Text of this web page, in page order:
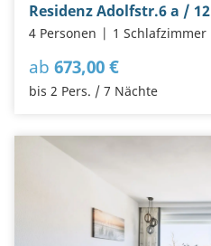
Residenz Adolfstr.6 a / 12
4 Personen 1 Schlafzimmer
ab 673,00 €
bis 2 Pers. / 7 Nächte